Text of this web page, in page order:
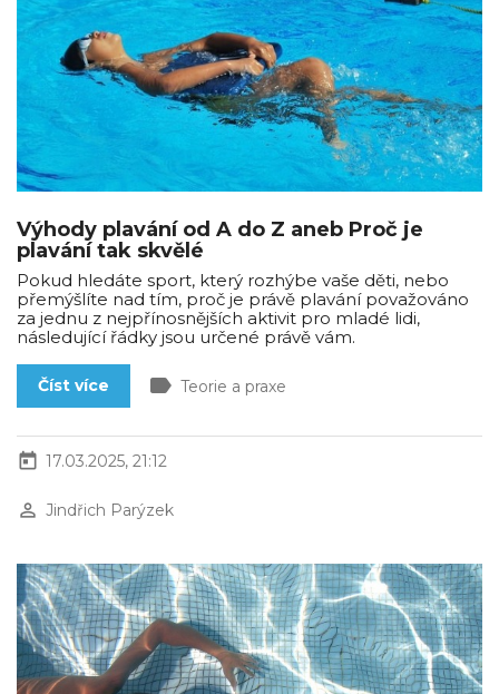
Výhody plavání od A do Z aneb Proč je
plavání tak skvělé
Pokud hledáte sport, který rozhýbe vaše děti, nebo
přemýšlíte nad tím, proč je právě plavání považováno
za jednu z nejpřínosnějších aktivit pro mladé lidi,
následující řádky jsou určené právě vám.
Číst více label Teorie a praxe
today 17.03.2025, 21:12
perm_identity Jindřich Parýzek